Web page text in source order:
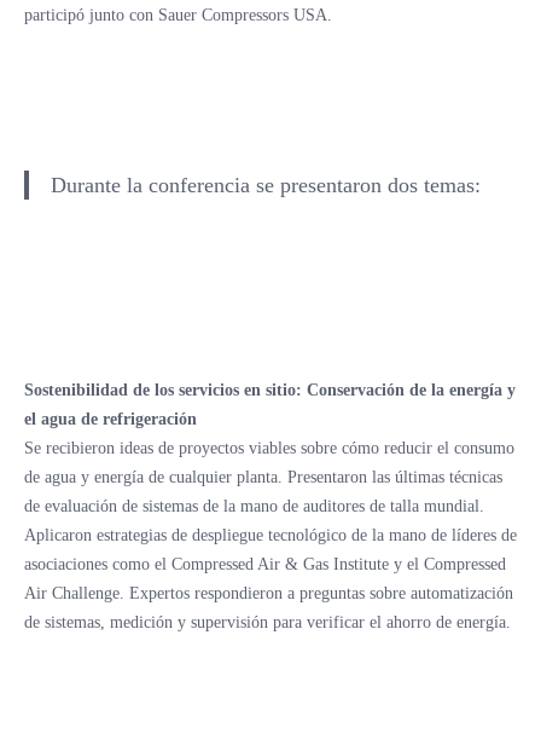
participó junto con Sauer Compressors USA.
Durante la conferencia se presentaron dos temas:
Sostenibilidad de los servicios en sitio: Conservación de la energía y
el agua de refrigeración
Se recibieron ideas de proyectos viables sobre cómo reducir el consumo
de agua y energía de cualquier planta. Presentaron las últimas técnicas
de evaluación de sistemas de la mano de auditores de talla mundial.
Aplicaron estrategias de despliegue tecnológico de la mano de líderes de
asociaciones como el Compressed Air & Gas Institute y el Compressed
Air Challenge. Expertos respondieron a preguntas sobre automatización
de sistemas, medición y supervisión para verificar el ahorro de energía.